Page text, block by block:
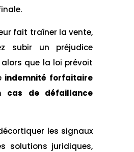
fait traîner la vente,
subir un préjudice
que la loi prévoit
indemnité forfaitaire
cas de défaillance
les signaux
solutions juridiques,